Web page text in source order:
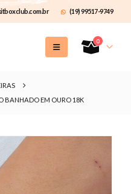
(19) 99517-9749
0
BANHADO EM OURO 18K